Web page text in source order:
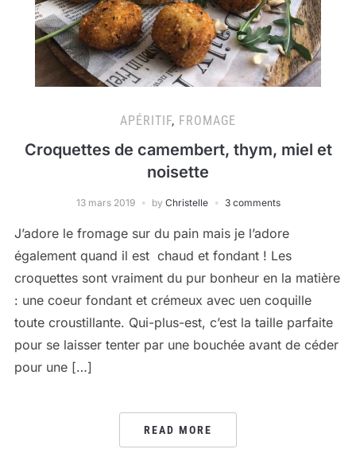
APÉRITIF, FROMAGE
Croquettes de camembert, thym, miel et
noisette
13 mars 2019 by Christelle 3 comments
J’adore le fromage sur du pain mais je l’adore
également quand il est chaud et fondant ! Les
croquettes sont vraiment du pur bonheur en la matière
: une coeur fondant et crémeux avec uen coquille
toute croustillante. Qui-plus-est, c’est la taille parfaite
pour se laisser tenter par une bouchée avant de céder
pour une […]
READ MORE